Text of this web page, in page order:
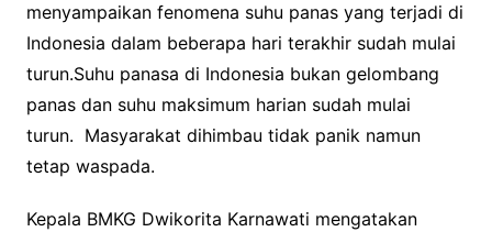
menyampaikan fenomena suhu panas yang terjadi di
Indonesia dalam beberapa hari terakhir sudah mulai
turun.Suhu panasa di Indonesia bukan gelombang
panas dan suhu maksimum harian sudah mulai
turun. Masyarakat dihimbau tidak panik namun
tetap waspada.
Kepala BMKG Dwikorita Karnawati mengatakan